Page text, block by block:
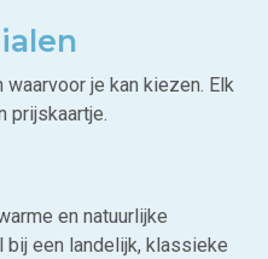
je kan kiezen. Elk
prijskaartje.
en natuurlijke
een landelijk, klassieke